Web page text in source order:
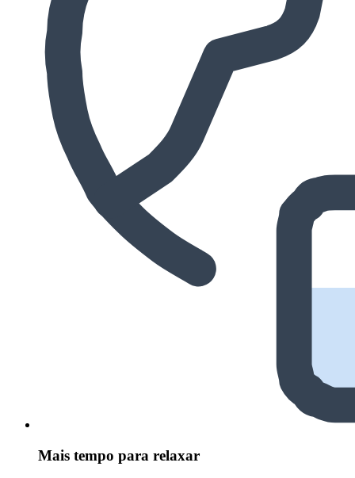
Mais tempo para relaxar